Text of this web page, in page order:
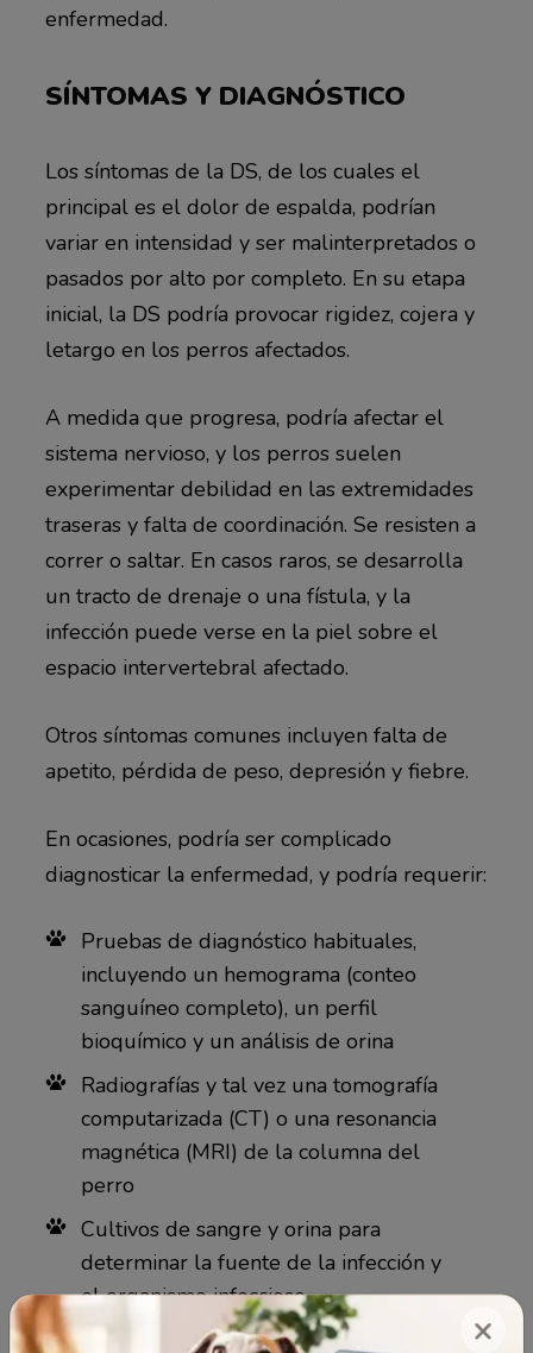
enfermedad.
SÍNTOMAS Y DIAGNÓSTICO
Los síntomas de la DS, de los cuales el
principal es el dolor de espalda, podrían
variar en intensidad y ser malinterpretados o
pasados ​​por alto por completo. En su etapa
inicial, la DS podría provocar rigidez, cojera y
letargo en los perros afectados.
A medida que progresa, podría afectar el
sistema nervioso, y los perros suelen
experimentar debilidad en las extremidades
traseras y falta de coordinación. Se resisten a
correr o saltar. En casos raros, se desarrolla
un tracto de drenaje o una fístula, y la
infección puede verse en la piel sobre el
espacio intervertebral afectado.
Otros síntomas comunes incluyen falta de
apetito, pérdida de peso, depresión y fiebre.
En ocasiones, podría ser complicado
diagnosticar la enfermedad, y podría requerir:
Pruebas de diagnóstico habituales,
incluyendo un hemograma (conteo
sanguíneo completo), un perfil
bioquímico y un análisis de orina
Radiografías y tal vez una tomografía
computarizada (CT) o una resonancia
magnética (MRI) de la columna del
perro
Cultivos de sangre y orina para
determinar la fuente de la infección y
el organismo infeccioso
Mielografía para determinar la
×